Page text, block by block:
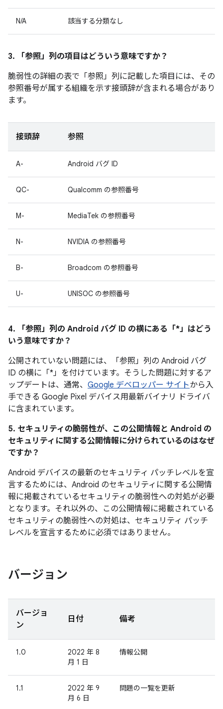
N/A 該当する分類なし
3. 「参照」 列の項目はどういう意味ですか？
脆弱性の詳細の表で「参照」 列に記載した項目には、その
参照番号が属する組織を示す接頭辞が含まれる場合があり
ます。
接頭辞 参照
A- Android バグ ID
QC- Qualcomm の参照番号
M- MediaTek の参照番号
N- NVIDIA の参照番号
B- Broadcom の参照番号
U- UNISOC の参照番号
4. 「参照」 列の Android バグ ID の横にある「*」はどう
いう意味ですか？
公開されていない問題には、「参照」 列の Android バグ
ID の横に「*」を付けています。そうした問題に対するア
ップデートは、通常、 Google デベロッパー サイトから入
手できる Google Pixel デバイス用最新バイナリ ドライバ
に含まれています。
5. セキュリティの脆弱性が、この公開情報と Android の
セキュリティに関する公開情報に分けられているのはなぜ
ですか？
Android デバイスの最新のセキュリティ パッチレベルを宣
言するためには、Android のセキュリティに関する公開情
報に掲載されているセキュリティの脆弱性への対処が必要
となります。それ以外の、この公開情報に掲載されている
セキュリティの脆弱性への対処は、セキュリティ パッチ
レベルを宣言するために必須ではありません。
バージョン
バージョ
ン
日付 備考
1.0
2022 年 8
月 1 日
情報公開
1.1
2022 年 9
月 6 日
問題の一覧を更新